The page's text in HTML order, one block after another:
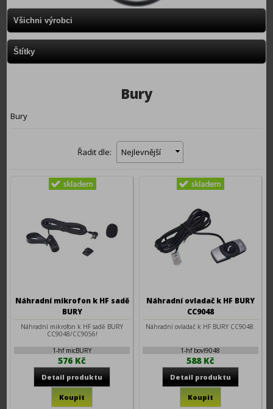
Všichni výrobci
Štítky
Bury
Bury
Řadit dle: Nejlevnější
Náhradní mikrofon k HF sadě
BURY
Náhradní mikrofon k HF sadě BURY
CC9048/CC9056!
1-hf micBURY
576 Kč
Náhradní ovladač k HF BURY
CC9048
Náhradní ovladač k HF BURY CC9048.
1-hf bovl9048
588 Kč